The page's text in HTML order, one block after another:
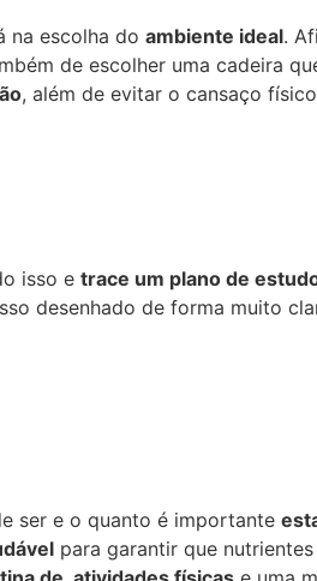
na escolha do ambiente ideal.
de escolher uma cadeira
, além de evitar o cansaço
isso e trace um plano de
desenhado de forma muito
ser e o quanto é importante
para garantir que